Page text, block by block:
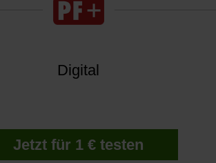
Digital
Jetzt für 1 € testen